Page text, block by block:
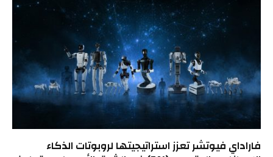
فاراداي فيوتشر تعزز استراتيجيتها لروبوتات الذكاء